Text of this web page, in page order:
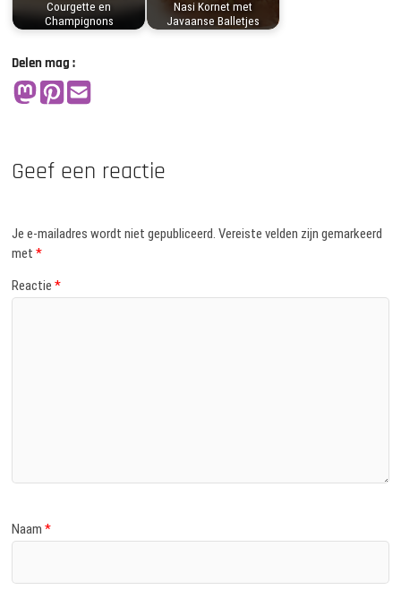
Courgette en
Champignons
Nasi Kornet met
Javaanse Balletjes
Delen mag :
Geef een reactie
Je e-mailadres wordt niet gepubliceerd. Vereiste velden zijn gemarkeerd
met*
Reactie*
Naam*